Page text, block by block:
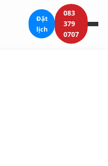
Đặt
lịch
083
379
0707